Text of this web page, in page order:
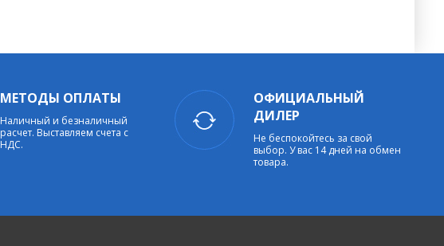
МЕТОДЫ ОПЛАТЫ
Наличный и безналичный
расчет. Выставляем счета с
НДС.
ОФИЦИАЛЬНЫЙ
ДИЛЕР
Не беспокойтесь за свой
выбор. У вас 14 дней на обмен
товара.